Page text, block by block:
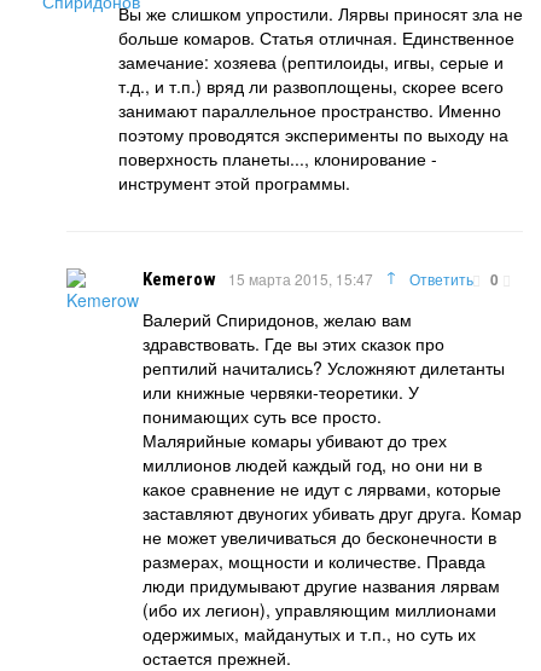
Вы же слишком упростили. Лярвы приносят зла не
больше комаров. Статья отличная. Единственное
замечание: хозяева (рептилоиды, игвы, серые и
т.д., и т.п.) вряд ли развоплощены, скорее всего
занимают параллельное пространство. Именно
поэтому проводятся эксперименты по выходу на
поверхность планеты..., клонирование -
инструмент этой программы.
Kemerow 15 марта 2015, 15:47 ↑ 0
Ответить
Валерий Спиридонов, желаю вам
здравствовать. Где вы этих сказок про
рептилий начитались? Усложняют дилетанты
или книжные червяки-теоретики. У
понимающих суть все просто.
Малярийные комары убивают до трех
миллионов людей каждый год, но они ни в
какое сравнение не идут с лярвами, которые
заставляют двуногих убивать друг друга. Комар
не может увеличиваться до бесконечности в
размерах, мощности и количестве. Правда
люди придумывают другие названия лярвам
(ибо их легион), управляющим миллионами
одержимых, майданутых и т.п., но суть их
остается прежней.